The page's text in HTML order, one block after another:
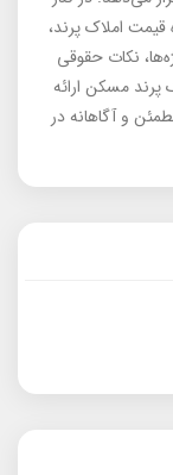
املاک پرند،
نکات حقوقی
پرند مسکن ارائه
و آگاهانه در